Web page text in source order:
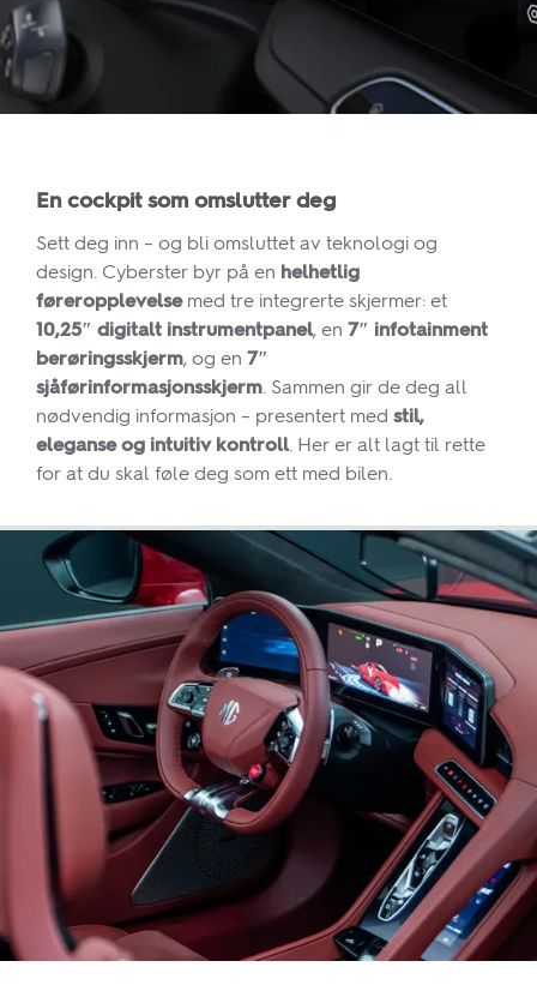
En cockpit som omslutter deg
Sett deg inn – og bli omsluttet av teknologi og
design. Cyberster byr på en helhetlig
føreropplevelsemed tre integrerte skjermer: et
10,25″ digitalt instrumentpanel, en 7″ infotainment
berøringsskjerm, og en 7″
sjåførinformasjonsskjerm. Sammen gir de deg all
nødvendig informasjon – presentert med stil,
eleganse og intuitiv kontroll. Her er alt lagt til rette
for at du skal føle deg som ett med bilen.